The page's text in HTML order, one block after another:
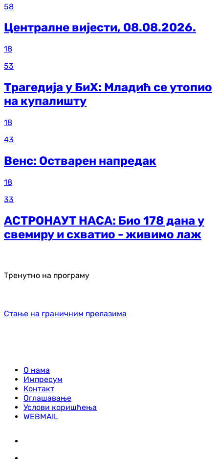
58
Централне вијести, 08.08.2026.
18
53
Трагедија у БиХ: Младић се утопио
на купалишту
18
43
Венс: Остварен напредак
18
33
АСТРОНАУТ НАСА: Био 178 дана у
свемиру и схватио - живимо лаж
Тренутно на програму
Стање на граничним прелазима
О нама
Импресум
Контакт
Оглашавање
Услови коришћења
WEBMAIL